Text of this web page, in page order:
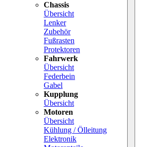
Chassis
Übersicht
Lenker
Zubehör
Fußrasten
Protektoren
Fahrwerk
Übersicht
Federbein
Gabel
Kupplung
Übersicht
Motoren
Übersicht
Kühlung / Ölleitung
Elektronik